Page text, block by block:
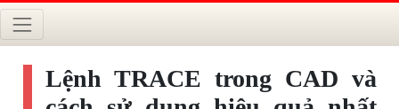
Lệnh TRACE trong CAD và